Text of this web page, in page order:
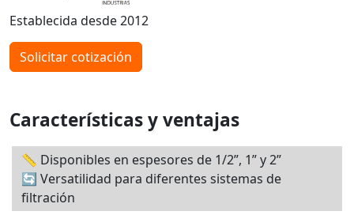
Establecida desde 2012
Solicitar cotización
Características y ventajas
📏 Disponibles en espesores de 1/2”, 1” y 2”
🔄 Versatilidad para diferentes sistemas de
filtración